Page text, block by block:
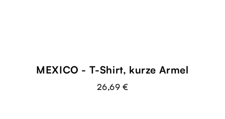
MEXICO - T-Shirt, kurze Ärmel
26,69 €